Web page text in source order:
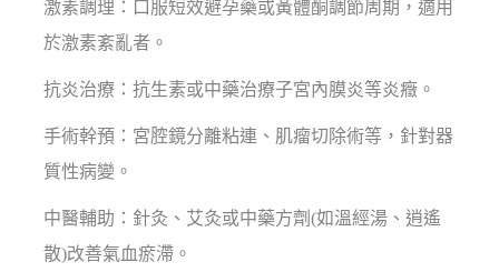
激素調理：口服短效避孕藥或黃體酮調節周期，適用
於激素紊亂者。
抗炎治療：抗生素或中藥治療子宮內膜炎等炎癥。
手術幹預：宮腔鏡分離粘連、肌瘤切除術等，針對器
質性病變。
中醫輔助：針灸、艾灸或中藥方劑(如溫經湯、逍遙
散)改善氣血瘀滯。